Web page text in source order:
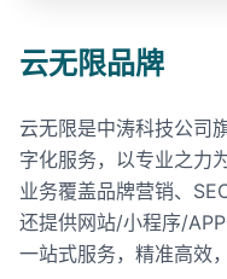
云无限品牌
云无限是中涛科技公司
字化服务，以专业之力
业务覆盖品牌营销、
还提供网站/小程序/
一站式服务，精准高效